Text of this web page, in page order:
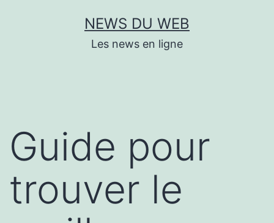
NEWS DU WEB
Les news en ligne
Guide pour
trouver le